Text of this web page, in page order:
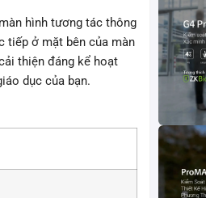
hình tương tác thông
tiếp ở mặt bên của màn
thiện đáng kể hoạt
dục của bạn.